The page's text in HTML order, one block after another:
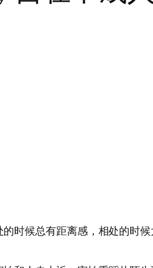
时候总有距离感，相处的时